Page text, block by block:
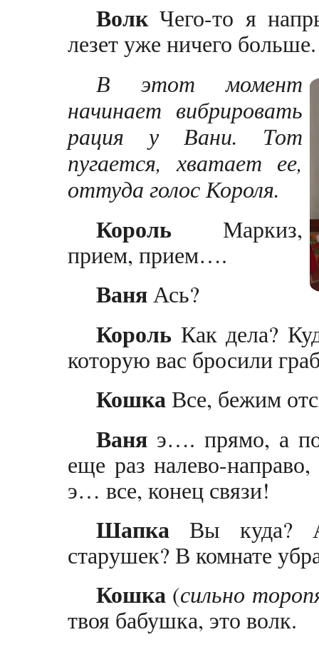
ВолкЧего-то я
лезет уже ничего
В этот момент
начинает вибрировать
рация у Вани. Тот
пугается, хватает ее,
оттуда голос Короля.
Король Маркиз,
прием, прием….
ВаняАсь?
Король Как дела?
которую вас бросили
Кошка Все, бежим
Ваня э…. прямо, а
еще раз налево-
э… все, конец связи!
Шапка Вы куда?
старушек? В комнате
Кошка (сильно
твоя бабушка, это волк.